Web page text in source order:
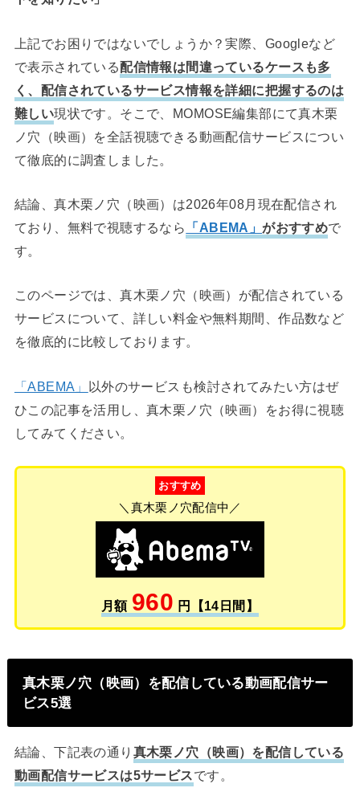
上記でお困りではないでしょうか？実際、Googleなど
で表示されている配信情報は間違っているケースも多
く、配信されているサービス情報を詳細に把握するのは
難しい現状です。そこで、MOMOSE編集部にて真木栗
ノ穴（映画）を全話視聴できる動画配信サービスについ
て徹底的に調査しました。
結論、真木栗ノ穴（映画）は2026年08月現在配信され
ており、無料で視聴するなら
「ABEMA」がおすすめで
す。
このページでは、真木栗ノ穴（映画）が配信されている
サービスについて、詳しい料金や無料期間、作品数など
を徹底的に比較しております。
「ABEMA」 以外のサービスも検討されてみたい方はぜ
ひこの記事を活用し、真木栗ノ穴（映画）をお得に視聴
してみてください。
おすすめ
＼真木栗ノ穴配信中／
月額 960 円【14日間】
真木栗ノ穴（映画）を配信している動画配信サー
ビス5選
結論、下記表の通り 真木栗ノ穴（映画）を配信している
動画配信サービスは5サービスです。